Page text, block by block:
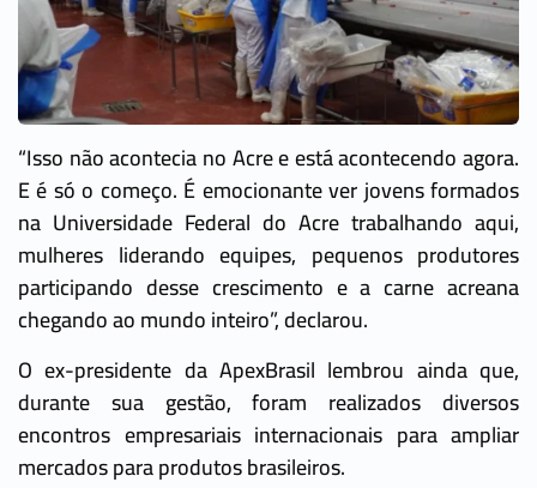
“Isso não acontecia no Acre e está acontecendo agora.
E é só o começo. É emocionante ver jovens formados
na Universidade Federal do Acre trabalhando aqui,
mulheres liderando equipes, pequenos produtores
participando desse crescimento e a carne acreana
chegando ao mundo inteiro”, declarou.
O ex-presidente da ApexBrasil lembrou ainda que,
durante sua gestão, foram realizados diversos
encontros empresariais internacionais para ampliar
mercados para produtos brasileiros.